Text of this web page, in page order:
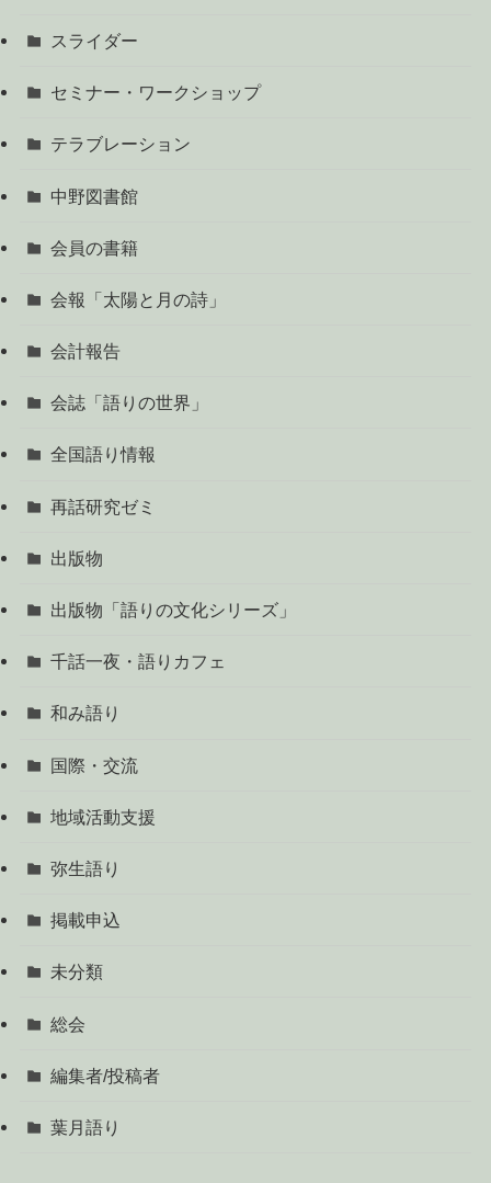
スライダー
セミナー・ワークショップ
テラブレーション
中野図書館
会員の書籍
会報「太陽と月の詩」
会計報告
会誌「語りの世界」
全国語り情報
再話研究ゼミ
出版物
出版物「語りの文化シリーズ」
千話一夜・語りカフェ
和み語り
国際・交流
地域活動支援
弥生語り
掲載申込
未分類
総会
編集者/投稿者
葉月語り